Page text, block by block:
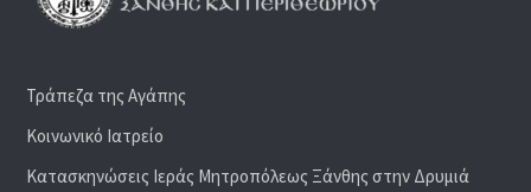
Τράπεζα της Αγάπης
Κοινωνικό Ιατρείο
Κατασκηνώσεις Ιεράς Μητροπόλεως Ξάνθης στην Δρυμιά